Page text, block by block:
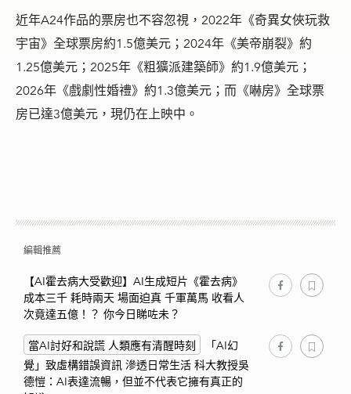
近年A24作品的票房也不容忽視，2022年《奇異女俠玩救
宇宙》全球票房約1.5億美元；2024年《美帝崩裂》約
1.25億美元；2025年《粗獷派建築師》約1.9億美元；
2026年《戲劇性婚禮》約1.3億美元；而《嚇房》全球票
房已達3億美元，現仍在上映中。
編輯推薦
【AI霍去病大受歡迎】AI生成短片《霍去病》
成本三千 耗時兩天 場面迫真 千軍萬馬 收看人
次竟達五億！？ 你今日睇咗未？
當AI討好和說謊 人類應有清醒時刻
「AI幻
覺」致虛構錯誤資訊 滲透日常生活 科大教授吳
德愷：AI表達流暢，但並不代表它擁有真正的